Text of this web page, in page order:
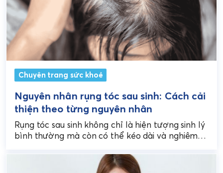
Chuyên trang sức khoẻ
Nguyên nhân rụng tóc sau sinh: Cách cải
thiện theo từng nguyên nhân
Rụng tóc sau sinh không chỉ là hiện tượng sinh lý
bình thường mà còn có thể kéo dài và nghiêm